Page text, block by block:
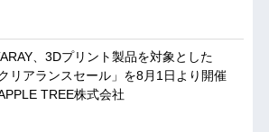
、3Dプリント製品を対象とした
クリアランスセール」を8月1日より開催
APPLE TREE株式会社